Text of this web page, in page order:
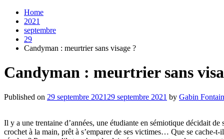
Home
2021
septembre
29
Candyman : meurtrier sans visage ?
Candyman : meurtrier sans
Published on 29 septembre 2021 29 septembre 2021 by Gabin
Il y a une trentaine d’années, une étudiante en sémiotique décidait
crochet à la main, prêt à s’emparer de ses victimes… Que se cache-